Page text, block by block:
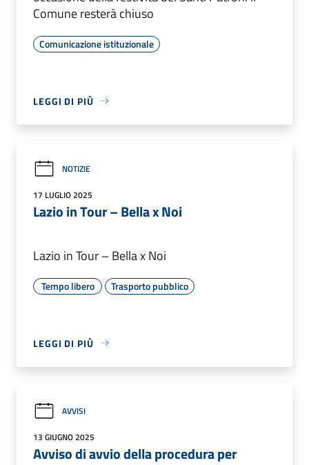
Comune resterà chiuso
Comunicazione istituzionale
LEGGI DI PIÙ
NOTIZIE
17 LUGLIO 2025
Lazio in Tour – Bella x Noi
Lazio in Tour – Bella x Noi
Tempo libero Trasporto pubblico
LEGGI DI PIÙ
AVVISI
13 GIUGNO 2025
Avviso di avvio della procedura per